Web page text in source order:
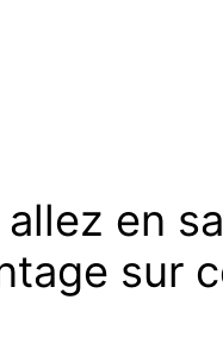
allez en
sur